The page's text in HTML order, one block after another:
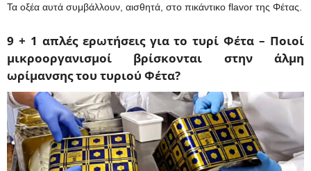
Τα οξέα αυτά συμβάλλουν, αισθητά, στο πικάντικο flavor της Φέτας.
9 + 1 απλές ερωτήσεις για το τυρί Φέτα – Ποιοί
μικροοργανισμοί βρίσκονται στην άλμη
ωρίμανσης του τυριού Φέτα?